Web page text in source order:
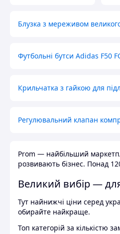
Блузка з мереживом
Футбольні бутси Adidas F50
Крильчатка з гайкою для
Регулювальний клапан
Prom — найбільший
розвивають бізнес. Понад
Великий вибір —
Тут найнижчі ціни серед
обирайте найкраще.
Топ категорій за кількістю